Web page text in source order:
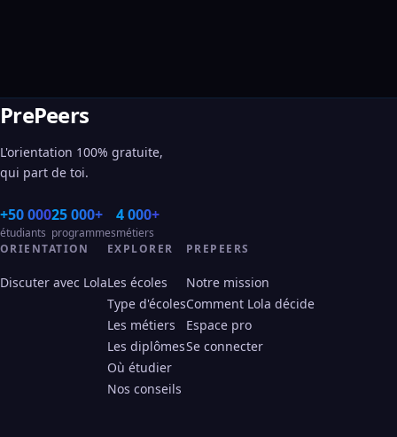
PrePeers
L'orientation 100% gratuite,
qui part de toi.
+50 000
étudiants
25 000+
programmes
4 000+
métiers
ORIENTATION
Discuter avec Lola
EXPLORER
Les écoles
Type d'écoles
Les métiers
Les diplômes
Où étudier
Nos conseils
PREPEERS
Notre mission
Comment Lola décide
Espace pro
Se connecter